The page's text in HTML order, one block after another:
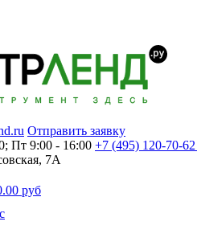
Отправить заявку
Пт 9:00 - 16:00 +7 (495) 120-70-62
7А
руб